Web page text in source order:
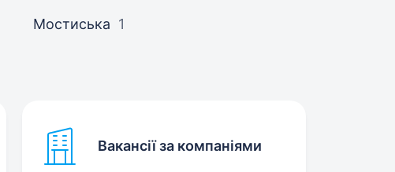
Мостиська 1
Вакансії за компаніями